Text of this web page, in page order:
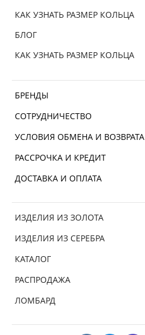
КАК УЗНАТЬ РАЗМЕР КОЛЬЦА
БЛОГ
КАК УЗНАТЬ РАЗМЕР КОЛЬЦА
БРЕНДЫ
СОТРУДНИЧЕСТВО
УСЛОВИЯ ОБМЕНА И ВОЗВРАТА
РАССРОЧКА И КРЕДИТ
ДОСТАВКА И ОПЛАТА
ИЗДЕЛИЯ ИЗ ЗОЛОТА
ИЗДЕЛИЯ ИЗ СЕРЕБРА
КАТАЛОГ
РАСПРОДАЖА
ЛОМБАРД